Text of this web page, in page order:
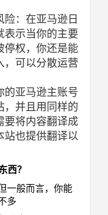
：在亚马逊日
表示当你的主要
停权，你还是能
，可以分散运营
的亚马逊主账号
，并且用同样的
要将内容翻译成
站也提供翻译以
西？
一般而言，你能
多